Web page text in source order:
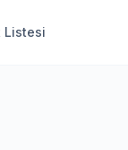
Listesi